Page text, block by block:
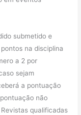
submetido e
na disciplina
a 2 por
sejam
a pontuação
não
qualificadas